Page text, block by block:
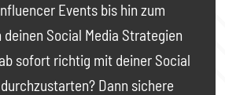
Events bis hin zum
deinen Social Media Strategien
sofort richtig mit deiner Social
Dann sichere